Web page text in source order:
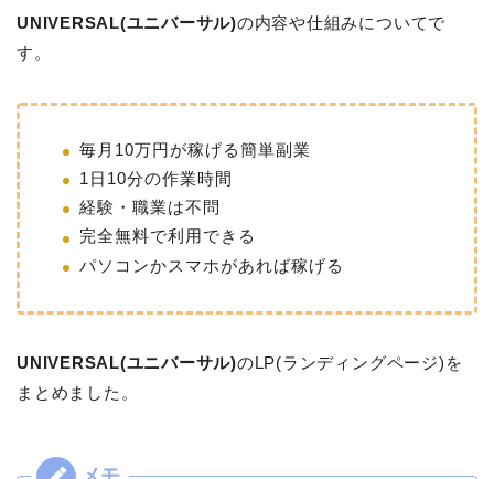
UNIVERSAL(ユニバーサル)の内容や仕組みについてで
す。
毎月10万円が稼げる簡単副業
1日10分の作業時間
経験・職業は不問
完全無料で利用できる
パソコンかスマホがあれば稼げる
UNIVERSAL(ユニバーサル)のLP(ランディングページ)を
まとめました。